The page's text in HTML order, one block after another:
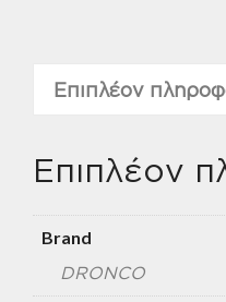
Επιπλέον
Επιπλέον
Brand
DRONCO